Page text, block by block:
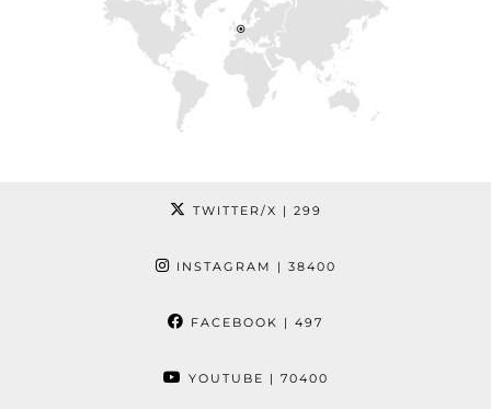
TWITTER/X | 299
INSTAGRAM | 38400
FACEBOOK | 497
YOUTUBE | 70400